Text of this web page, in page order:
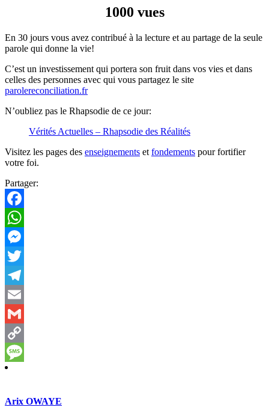
1000 vues
En 30 jours vous avez contribué à la lecture et au partage de la seule
parole qui donne la vie!
C’est un investissement qui portera son fruit dans vos vies et dans
celles des personnes avec qui vous partagez le site
parolereconciliation.fr
N’oubliez pas le Rhapsodie de ce jour:
Vérités Actuelles – Rhapsodie des Réalités
Visitez les pages des enseignements et fondements pour fortifier
votre foi.
Partager:
Facebook
WhatsApp
Messenger
Twitter
Telegram
Email
Gmail
Copy
Link
Message
Arix OWAYE